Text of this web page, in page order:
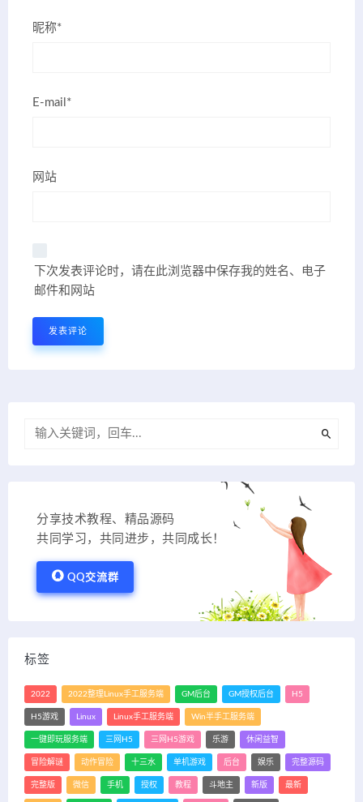
昵称*
E-mail*
网站
下次发表评论时，请在此浏览器中保存我的姓名、电子
邮件和网站
分享技术教程、精品源码
共同学习，共同进步，共同成长！
QQ交流群
标签
2022 2022整理Linux手工服务端 GM后台 GM授权后台 H5
H5游戏 Linux Linux手工服务端 Win半手工服务端
一键即玩服务端 三网H5 三网H5游戏 乐游 休闲益智
冒险解谜 动作冒险 十三水 单机游戏 后台 娱乐 完整源码
完整版 微信 手机 授权 教程 斗地主 新版 最新